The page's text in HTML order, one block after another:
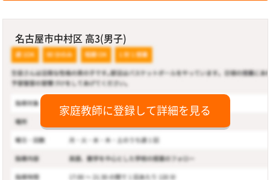
名古屋市中村区 高3(男子)
家庭教師に登録して詳細を見る